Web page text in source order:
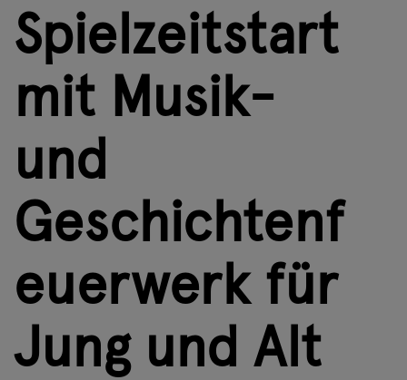
Spielzeitstart
mit Musik-
und
Geschichtenf
euerwerk für
Jung und Alt